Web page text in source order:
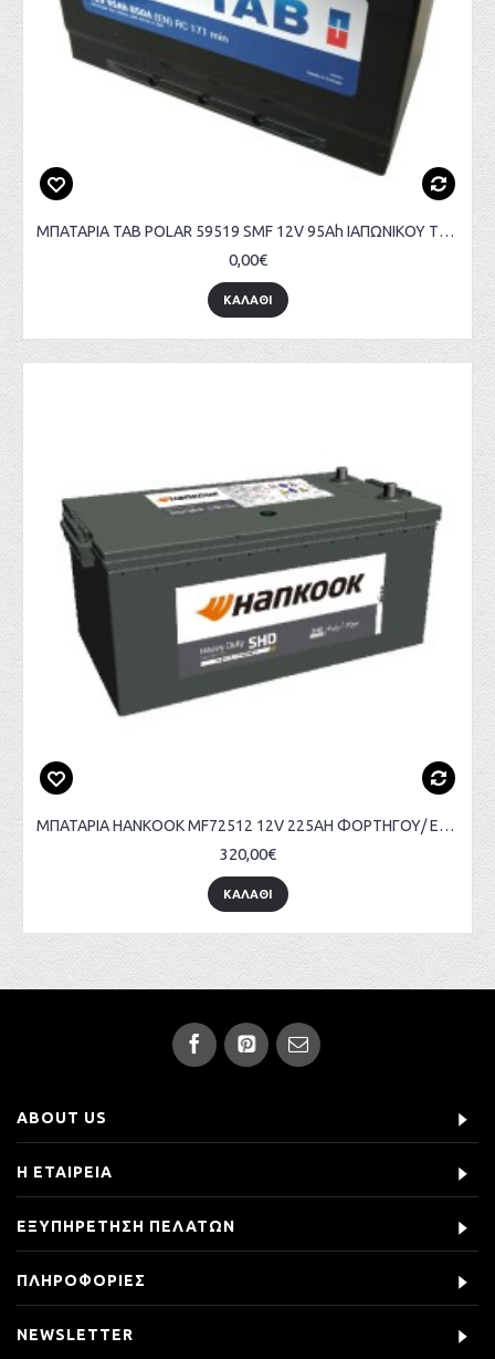
ΜΠΑΤΑΡΙΑ TAB POLAR 59519 SMF 12V 95Ah ΙΑΠΩΝΙΚΟΥ ΤΥΠΟΥ
0,00€
ΚΑΛΑΘΙ
ΜΠΑΤΑΡΙΑ HANKOOK MF72512 12V 225AH ΦΟΡΤΗΓΟΥ/ ΕΠΑΓΓΕΛΜΑΤΙΚΩΝ ΟΧΗΜΑΤΩΝ
320,00€
ΚΑΛΑΘΙ
ABOUT US
Η ΕΤΑΙΡΕΙΑ
ΕΞΥΠΗΡΕΤΗΣΗ ΠΕΛΑΤΩΝ
ΠΛΗΡΟΦΟΡΙΕΣ
NEWSLETTER